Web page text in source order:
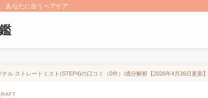
あなたに合うヘアケア
ル ストレートミスト(STEP4)の口コミ（0件）/成分解析【2026年4月26日更新】
RAFT